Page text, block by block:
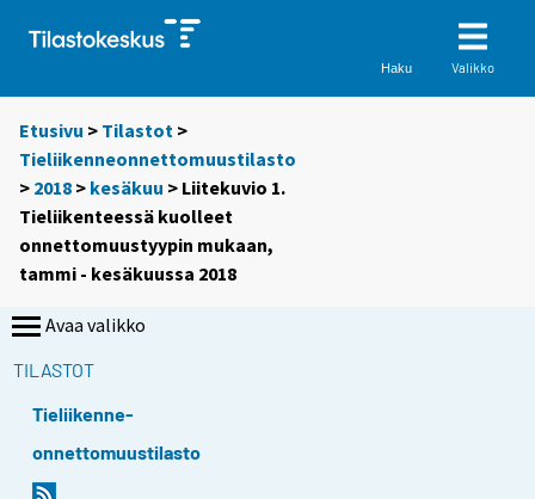
Haku Valikko
Etusivu > Tilastot >
Tieliikenneonnettomuustilasto
> 2018 > kesäkuu > Liitekuvio 1.
Tieliikenteessä kuolleet
onnettomuustyypin mukaan,
tammi - kesäkuussa 2018
Avaa valikko
TILASTOT
Tieliikenne-
onnettomuustilasto